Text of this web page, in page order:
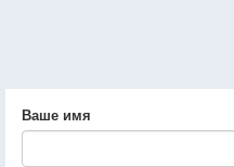
Ваше имя